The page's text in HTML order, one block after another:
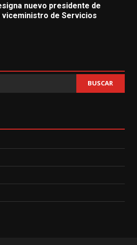
nuevo presidente de
viceministro de Servicios
BUSCAR